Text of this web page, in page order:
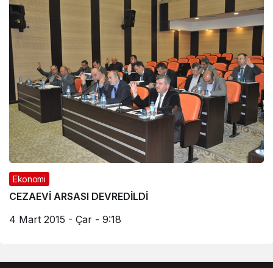
Ekonomi
CEZAEVİ ARSASI DEVREDİLDİ
4 Mart 2015 - Çar - 9:18